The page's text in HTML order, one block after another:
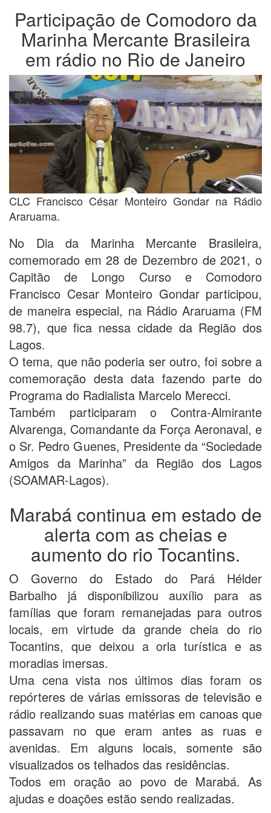
Participação de Comodoro da
Marinha Mercante Brasileira
em rádio no Rio de Janeiro
CLC Francisco César Monteiro Gondar na Rádio
Araruama.
No Dia da Marinha Mercante Brasileira,
comemorado em 28 de Dezembro de 2021, o
Capitão de Longo Curso e Comodoro
Francisco Cesar Monteiro Gondar participou,
de maneira especial, na Rádio Araruama (FM
98.7), que fica nessa cidade da Região dos
Lagos.
O tema, que não poderia ser outro, foi sobre a
comemoração desta data fazendo parte do
Programa do Radialista Marcelo Merecci.
Também participaram o Contra-Almirante
Alvarenga, Comandante da Força Aeronaval, e
o Sr. Pedro Guenes, Presidente da “Sociedade
Amigos da Marinha” da Região dos Lagos
(SOAMAR-Lagos).
Marabá continua em estado de
alerta com as cheias e
aumento do rio Tocantins.
O Governo do Estado do Pará Hélder
Barbalho já disponibilizou auxílio para as
famílias que foram remanejadas para outros
locais, em virtude da grande cheia do rio
Tocantins, que deixou a orla turística e as
moradias imersas.
Uma cena vista nos últimos dias foram os
repórteres de várias emissoras de televisão e
rádio realizando suas matérias em canoas que
passavam no que eram antes as ruas e
avenidas. Em alguns locais, somente são
visualizados os telhados das residências.
Todos em oração ao povo de Marabá. As
ajudas e doações estão sendo realizadas.